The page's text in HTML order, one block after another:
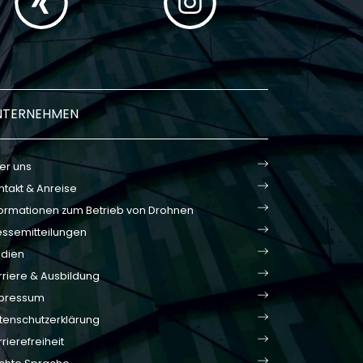
uns
& Anreise
zum Betrieb von Drohnen
& Ausbildung